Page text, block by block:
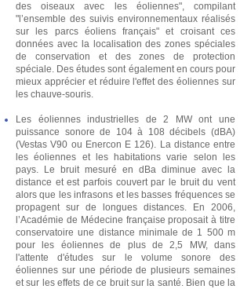
des oiseaux avec les éoliennes", compilant
"l’ensemble des suivis environnementaux réalisés
sur les parcs éoliens français" et croisant ces
données avec la localisation des zones spéciales
de conservation et des zones de protection
spéciale. Des études sont également en cours pour
mieux apprécier et réduire l'effet des éoliennes sur
les chauve-souris.
Les éoliennes industrielles de 2 MW ont une
puissance sonore de 104 à 108 décibels (dBA)
(Vestas V90 ou Enercon E 126). La distance entre
les éoliennes et les habitations varie selon les
pays. Le bruit mesuré en dBa diminue avec la
distance et est parfois couvert par le bruit du vent
alors que les infrasons et les basses fréquences se
propagent sur de longues distances. En 2006,
l’Académie de Médecine française proposait à titre
conservatoire une distance minimale de 1 500 m
pour les éoliennes de plus de 2,5 MW, dans
l'attente d'études sur le volume sonore des
éoliennes sur une période de plusieurs semaines
et sur les effets de ce bruit sur la santé. Bien que la